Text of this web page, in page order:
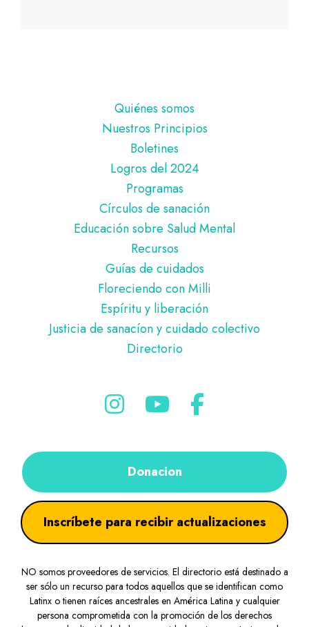
Quiénes somos
Nuestros Principios
Boletines
Logros del 2024
Programas
Círculos de sanación
Educación sobre Salud Mental
Recursos
Guías de cuidados
Floreciendo con Milli
Espíritu y liberación
Justicia de sanacíon y cuidado colectivo
Directorio
Donacion
Inscríbete para recibir actualizaciones
NO somos proveedores de servicios. El directorio está destinado a
ser sólo un recurso para todos aquellos que se identifican como
Latinx o tienen raíces ancestrales en América Latina y cualquier
persona comprometida con la promoción de los derechos